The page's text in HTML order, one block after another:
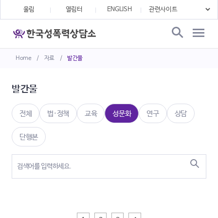
Home / 자료 / 발간물
울림 열림터 ENGLISH
발간물
전체 법·정책 교육 성문화 연구 상담
단행본